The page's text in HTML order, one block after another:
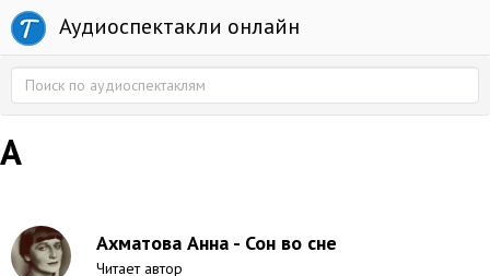
Аудиоспектакли онлайн
А
Ахматова Анна - Сон во сне
Читает автор